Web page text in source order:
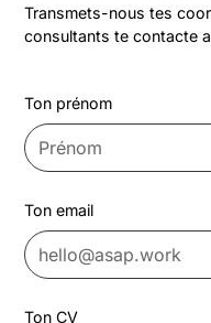
Transmets-nous tes
consultants te contacte
Ton prénom
Ton email
Ton CV